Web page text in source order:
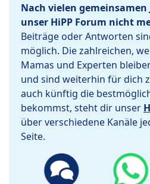
Nach vielen
unser HiPP Forum nicht
Beiträge oder Antworten
möglich. Die zahlreichen,
Mamas und Experten
und sind weiterhin für dich
auch künftig die
bekommst, steht dir unser
über verschiedene Kanäle
Seite.